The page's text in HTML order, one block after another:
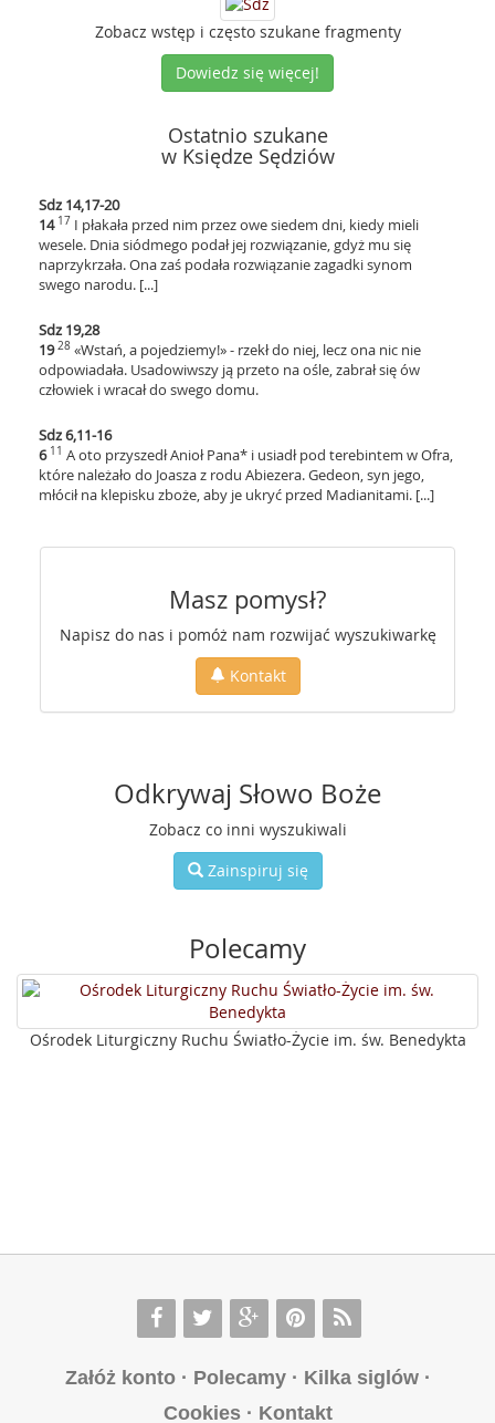
Zobacz wstęp i często szukane fragmenty
Dowiedz się więcej!
Ostatnio szukane
w Księdze Sędziów
Sdz 14,17-20
14 17 I płakała przed nim przez owe siedem dni, kiedy mieli
wesele. Dnia siódmego podał jej rozwiązanie, gdyż mu się
naprzykrzała. Ona zaś podała rozwiązanie zagadki synom
swego narodu. [...]
Sdz 19,28
1928 «Wstań, a pojedziemy!» - rzekł do niej, lecz ona nic nie
odpowiadała. Usadowiwszy ją przeto na ośle, zabrał się ów
człowiek i wracał do swego domu.
Sdz 6,11-16
6 11 A oto przyszedł Anioł Pana* i usiadł pod terebintem w Ofra,
które należało do Joasza z rodu Abiezera. Gedeon, syn jego,
młócił na klepisku zboże, aby je ukryć przed Madianitami. [...]
Masz pomysł?
Napisz do nas i pomóż nam rozwijać wyszukiwarkę
Kontakt
Odkrywaj Słowo Boże
Zobacz co inni wyszukiwali
Zainspiruj się
Polecamy
Ośrodek Liturgiczny Ruchu Światło-Życie im. św. Benedykta
Załóż konto· Polecamy· Kilka siglów·
Cookies· Kontakt